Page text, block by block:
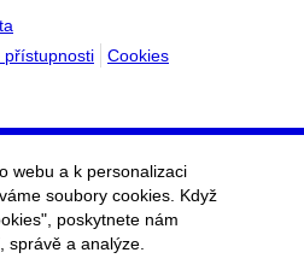
přístupnosti Cookies
webu a k personalizaci
soubory cookies. Když
poskytnete nám
správě a analýze.